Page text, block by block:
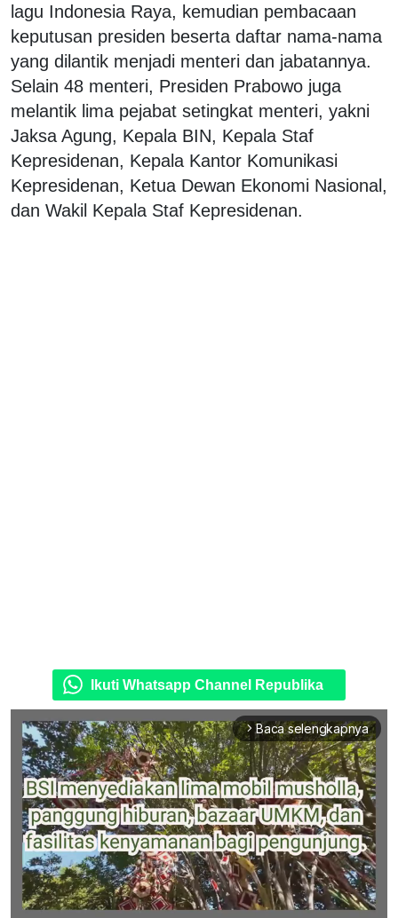
lagu Indonesia Raya, kemudian pembacaan
keputusan presiden beserta daftar nama-nama
yang dilantik menjadi menteri dan jabatannya.
Selain 48 menteri, Presiden Prabowo juga
melantik lima pejabat setingkat menteri, yakni
Jaksa Agung, Kepala BIN, Kepala Staf
Kepresidenan, Kepala Kantor Komunikasi
Kepresidenan, Ketua Dewan Ekonomi Nasional,
dan Wakil Kepala Staf Kepresidenan.
Ikuti Whatsapp Channel Republika
arrow_forward_ios Baca selengkapnya